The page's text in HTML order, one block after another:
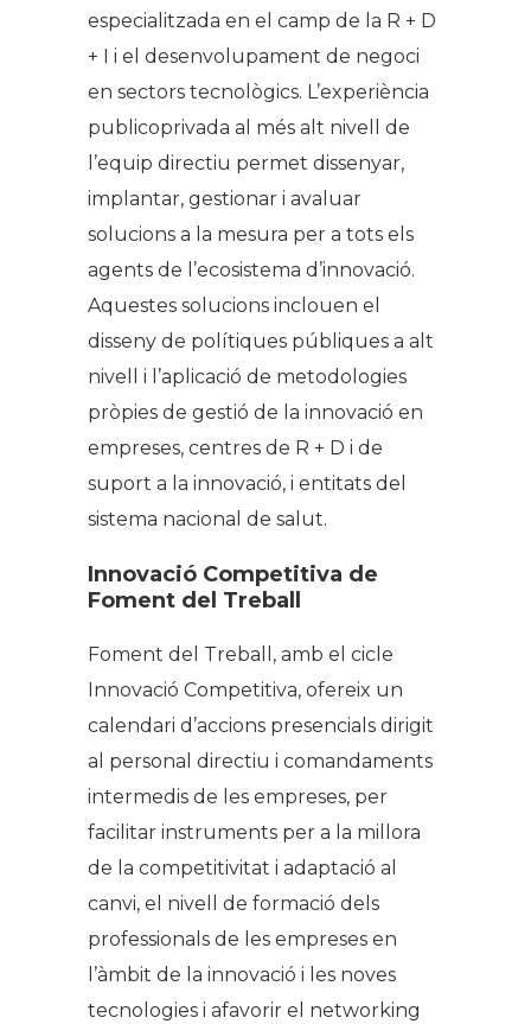
especialitzada en el camp de la R + D
+ I i el desenvolupament de negoci
en sectors tecnològics. L’experiència
publicoprivada al més alt nivell de
l’equip directiu permet dissenyar,
implantar, gestionar i avaluar
solucions a la mesura per a tots els
agents de l’ecosistema d’innovació.
Aquestes solucions inclouen el
disseny de polítiques públiques a alt
nivell i l’aplicació de metodologies
pròpies de gestió de la innovació en
empreses, centres de R + D i de
suport a la innovació, i entitats del
sistema nacional de salut.
Innovació Competitiva de
Foment del Treball
Foment del Treball, amb el cicle
Innovació Competitiva, ofereix un
calendari d’accions presencials dirigit
al personal directiu i comandaments
intermedis de les empreses, per
facilitar instruments per a la millora
de la competitivitat i adaptació al
canvi, el nivell de formació dels
professionals de les empreses en
l’àmbit de la innovació i les noves
tecnologies i afavorir el networking